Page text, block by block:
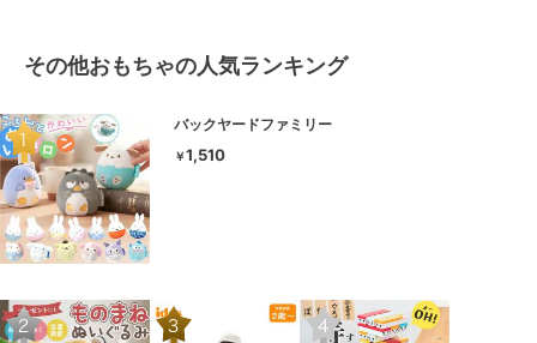
その他おもちゃの人気ランキング
バックヤードファミリー
￥1,510